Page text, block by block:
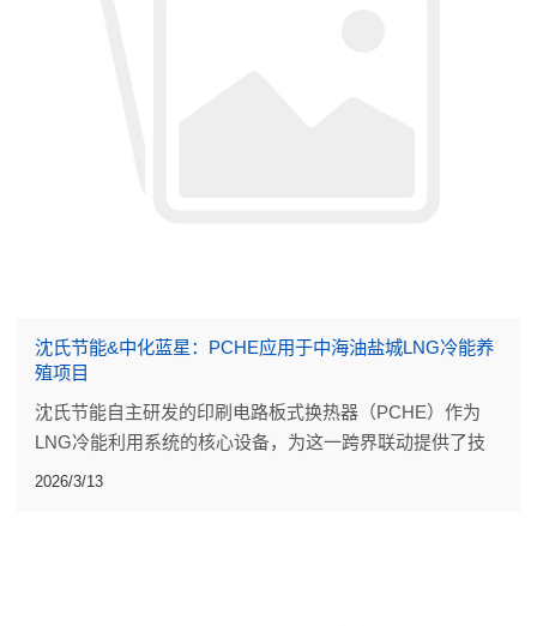
沈氏节能&中化蓝星：PCHE应用于中海油盐城LNG冷能养
殖项目
沈氏节能自主研发的印刷电路板式换热器（PCHE）作为
LNG冷能利用系统的核心设备，为这一跨界联动提供了技
术支撑。
2026/3/13